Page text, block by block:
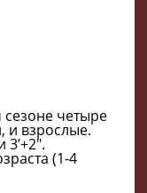
четыре
и взрослые.
(1-4